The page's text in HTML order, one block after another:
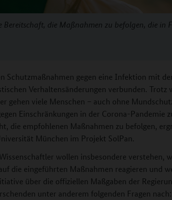
Bereitschaft, die Maßnahmen zu befolgen, die in
Schutzmaßnahmen gegen eine Infektion mit
Verhaltensänderungen verbunden. Trotz
gehen viele Menschen – auch ohne
Einschränkungen in der Corona-Pandemie
die empfohlenen Maßnahmen zu befolgen,
München im Projekt SolPan.
wollen insbesondere verstehen,
die eingeführten Maßnahmen reagieren und
über die offiziellen Maßgaben der
unter anderem folgenden Fragen